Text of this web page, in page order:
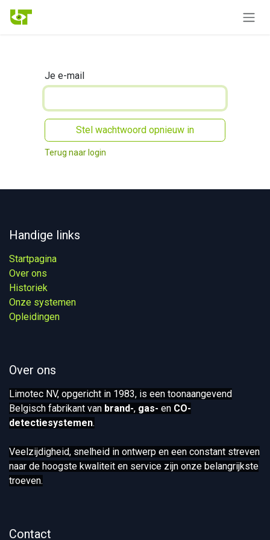
Overslaan naar inhoud
Je e-mail
Stel wachtwoord opnieuw in
Terug naar login
Handige links
Startpagina
Over ons
Historiek
Onze systemen​
Opleidingen
Over ons
Limotec NV, opgericht in 1983, is een toonaangevend
Belgisch fabrikant van brand-, gas- en CO-
detectiesystemen.
Veelzijdigheid, snelheid in ontwerp en een constant streven
naar de hoogste kwaliteit en service zijn onze belangrijkste
troeven.
Contact